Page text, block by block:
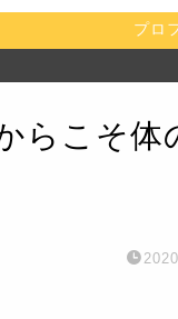
プロ
らこそ体